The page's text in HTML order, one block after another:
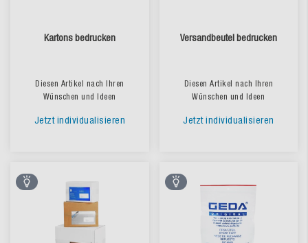
Kartons bedrucken
Diesen Artikel nach Ihren
Wünschen und Ideen
Jetzt individualisieren
Versandbeutel bedrucken
Diesen Artikel nach Ihren
Wünschen und Ideen
Jetzt individualisieren